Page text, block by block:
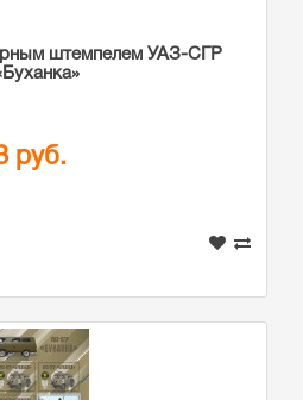
штемпелем УАЗ-СГР
руб.